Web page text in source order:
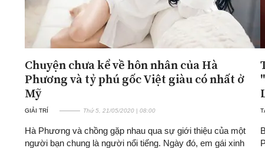
Chuyện chưa kể về hôn nhân của Hà
Phương và tỷ phú gốc Việt giàu có nhất ở
Mỹ
GIẢI TRÍ Thứ 5, 21/05/2020 | 08:00
Hà Phương và chồng gặp nhau qua sự giới thiệu của một
người bạn chung là người nổi tiếng. Ngày đó, em gái xinh